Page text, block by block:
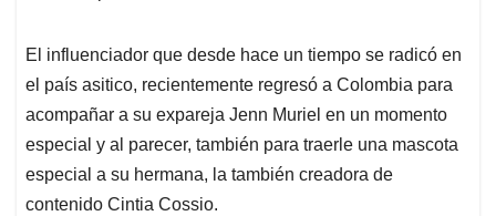
El influenciador que desde hace un tiempo se radicó en
el país asitico, recientemente regresó a Colombia para
acompañar a su expareja Jenn Muriel en un momento
especial y al parecer, también para traerle una mascota
especial a su hermana, la también creadora de
contenido Cintia Cossio.